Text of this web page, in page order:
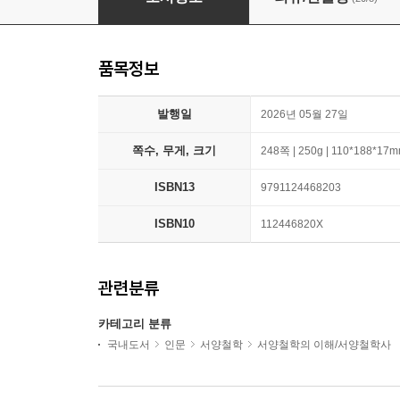
품목정보
발행일 2026년 05월 27일
쪽수, 무게, 크기 248쪽 | 250g |
ISBN13 9791124468203
ISBN10 112446820X
관련분류
카테고리 분류
국내도서 인문 서양철학 서양철학의 이해/서양철학사